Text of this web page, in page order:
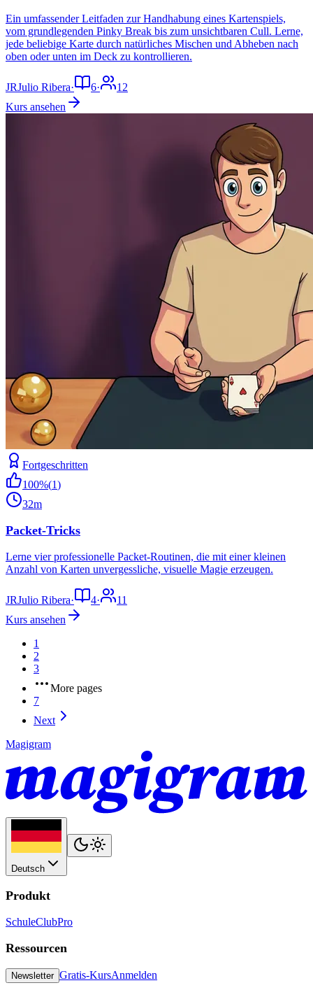
Ein umfassender Leitfaden zur Handhabung eines Kartenspiels,
vom grundlegenden Pinky Break bis zum unsichtbaren Cull. Lerne,
jede beliebige Karte durch natürliches Mischen und Abheben nach
oben oder unten im Deck zu kontrollieren.
JRJulio Ribera· 6·
12
Kurs ansehen
Fortgeschritten
100%(1)
32m
Packet-Tricks
Lerne vier professionelle Packet-Routinen, die mit einer kleinen
Anzahl von Karten unvergessliche, visuelle Magie erzeugen.
JRJulio Ribera· 4·
11
Kurs ansehen
1
2
3
More pages
7
Next
Magigram
Deutsch
Produkt
SchuleClubPro
Ressourcen
Newsletter Gratis-KursAnmelden